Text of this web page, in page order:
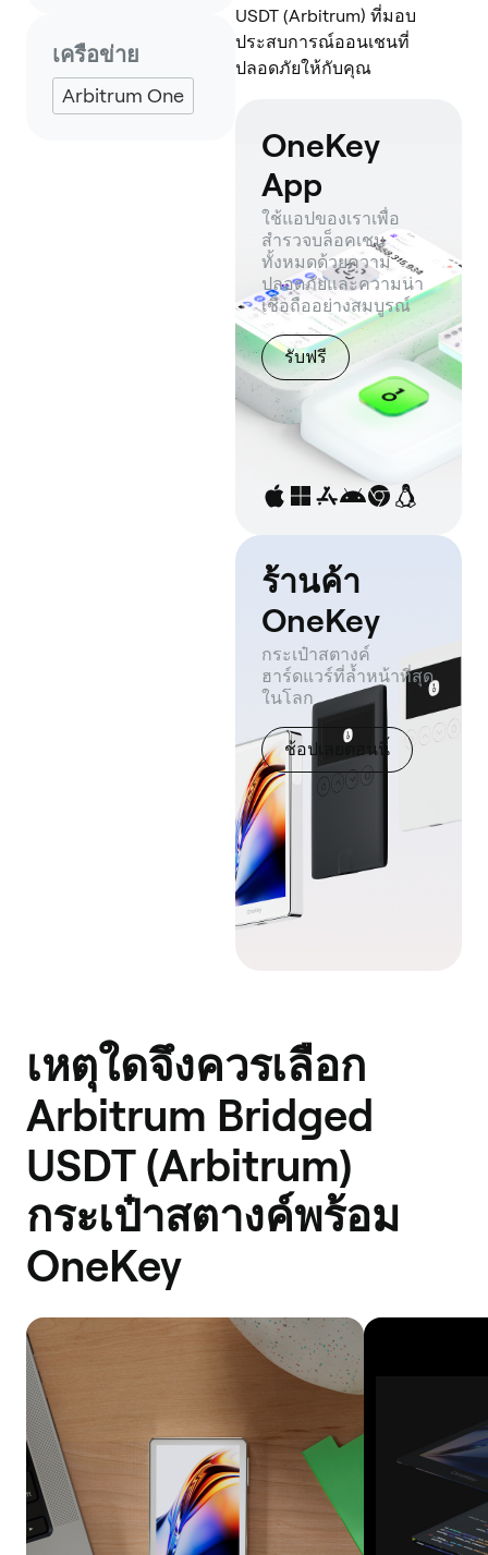
เครือข่าย
Arbitrum One
USDT (Arbitrum) ที่มอบ
ประสบการณ์ออนเชนที่
ปลอดภัยให้กับคุณ
OneKey
App
ใช้แอปของเราเพื่อ
สำรวจบล็อคเชน
ทั้งหมดด้วยความ
ปลอดภัยและความน่า
เชื่อถืออย่างสมบูรณ์
รับฟรี
ร้านค้า
OneKey
กระเป๋าสตางค์
ฮาร์ดแวร์ที่ล้ำหน้าที่สุด
ในโลก
ช้อปเลยตอนนี้
เหตุใดจึงควรเลือก
Arbitrum Bridged
USDT (Arbitrum)
กระเป๋าสตางค์พร้อม
OneKey